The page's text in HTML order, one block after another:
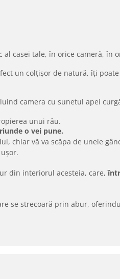
casei tale, în orice cameră, în
un colțișor de natură, îți
camera cu sunetul apei
unui râu.
o vei pune.
chiar vă va scăpa de unele
din interiorul acesteia, care,
se strecoară prin abur,